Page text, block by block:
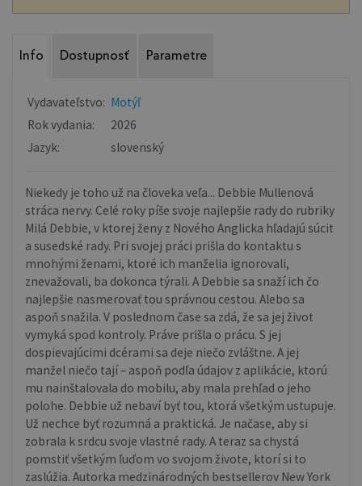
Info Dostupnosť Parametre
Vydavateľstvo: Motýľ
Rok vydania:
2026
Jazyk:
slovenský
Niekedy je toho už na človeka veľa... Debbie Mullenová
stráca nervy. Celé roky píše svoje najlepšie rady do rubriky
Milá Debbie, v ktorej ženy z Nového Anglicka hľadajú súcit
a susedské rady. Pri svojej práci prišla do kontaktu s
mnohými ženami, ktoré ich manželia ignorovali,
znevažovali, ba dokonca týrali. A Debbie sa snaží ich čo
najlepšie nasmerovať tou správnou cestou. Alebo sa
aspoň snažila. V poslednom čase sa zdá, že sa jej život
vymyká spod kontroly. Práve prišla o prácu. S jej
dospievajúcimi dcérami sa deje niečo zvláštne. A jej
manžel niečo tají – aspoň podľa údajov z aplikácie, ktorú
mu nainštalovala do mobilu, aby mala prehľad o jeho
polohe. Debbie už nebaví byť tou, ktorá všetkým ustupuje.
Už nechce byť rozumná a praktická. Je načase, aby si
zobrala k srdcu svoje vlastné rady. A teraz sa chystá
pomstiť všetkým ľuďom vo svojom živote, ktorí si to
zaslúžia. Autorka medzinárodných bestsellerov New York